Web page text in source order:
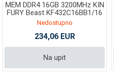
MEM DDR4 16GB 3200MHz KIN
FURY Beast KF432C16BB1/16
Nedostupno
234,06 EUR
Na upit